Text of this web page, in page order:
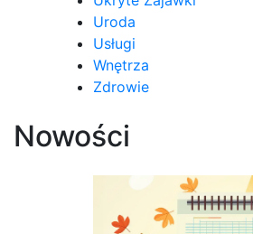
Uroda
Usługi
Wnętrza
Zdrowie
Nowości